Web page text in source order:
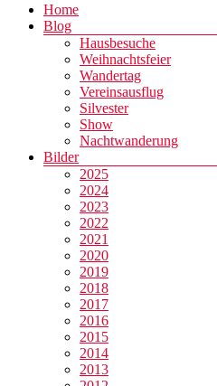
Menü
Home
Blog
Hausbesuche
Weihnachtsfeier
Wandertag
Vereinsausflug
Silvester
Show
Nachtwanderung
Bilder
2025
2024
2023
2022
2021
2020
2019
2018
2017
2016
2015
2014
2013